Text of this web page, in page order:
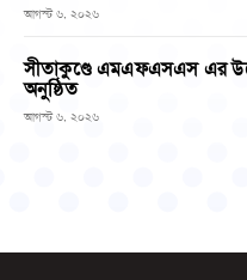
আগস্ট ৬, ২০২৬
সীতাকুণ্ডে এমএফএসএস এর
অনুষ্ঠিত
আগস্ট ৬, ২০২৬